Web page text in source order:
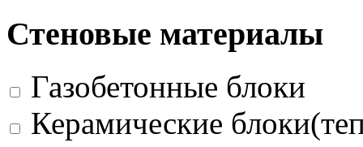
Стеновые материалы
Газобетонные блоки
Керамические